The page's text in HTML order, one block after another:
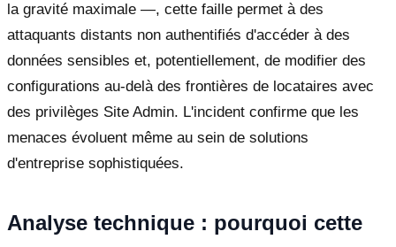
la gravité maximale —, cette faille permet à des
attaquants distants non authentifiés d'accéder à des
données sensibles et, potentiellement, de modifier des
configurations au-delà des frontières de locataires avec
des privilèges Site Admin. L'incident confirme que les
menaces évoluent même au sein de solutions
d'entreprise sophistiquées.
Analyse technique : pourquoi cette